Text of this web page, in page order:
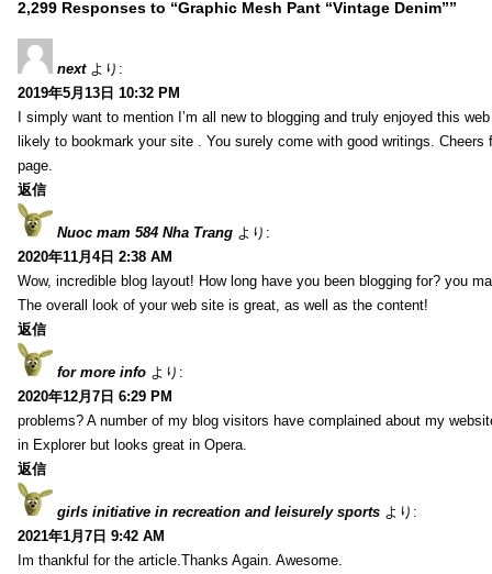
2,299 Responses to “Graphic Mesh Pant “Vintage Denim””
next より:
2019年5月13日 10:32 PM
I simply want to mention I’m all new to blogging and truly enjoyed this
likely to bookmark your site . You surely come with good writings. Cheers
page.
返信
Nuoc mam 584 Nha Trang より:
2020年11月4日 2:38 AM
Wow, incredible blog layout! How long have you been blogging for? you
The overall look of your web site is great, as well as the content!
返信
for more info より:
2020年12月7日 6:29 PM
problems? A number of my blog visitors have complained about my
in Explorer but looks great in Opera.
返信
girls initiative in recreation and leisurely sports より:
2021年1月7日 9:42 AM
Im thankful for the article.Thanks Again. Awesome.